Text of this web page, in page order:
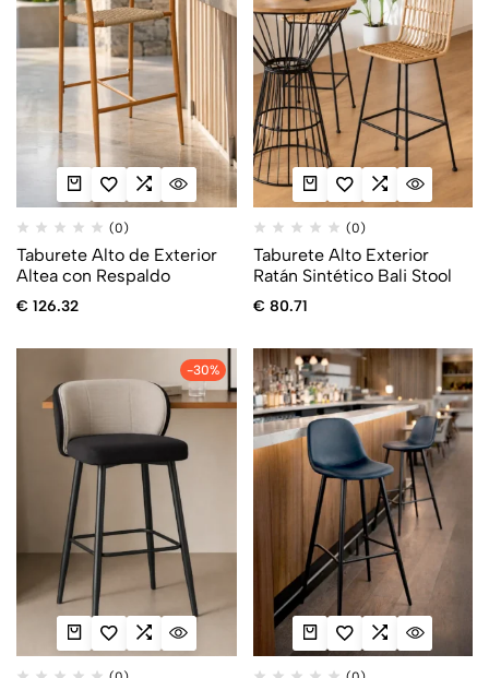
(0)
Taburete Alto de Exterior
Altea con Respaldo
€ 126.32
(0)
Taburete Alto Exterior
Ratán Sintético Bali Stool
€ 80.71
-30%